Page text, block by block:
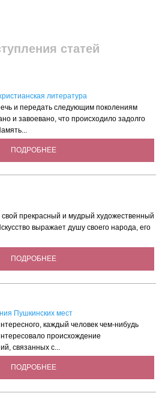
статей
литература
и передать следующим поколениям
и завоевано, что происходило задолго
ПОДРОБНЕЕ
прекрасный и мудрый художественный
выражает душу своего народа, его
ПОДРОБНЕЕ
Пушкинских мест
каждый человек чем-нибудь
происхождение
связанных с...
ПОДРОБНЕЕ